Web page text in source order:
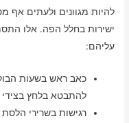
להיות מגוונים ולעתים אף
ישירות בחלל הפה. אלו
עליהם:
כאב ראש בשעות
להתבטא בלחץ
רגישות בשרירי